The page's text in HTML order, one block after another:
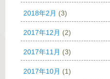
2018年2月 (3)
2017年12月 (2)
2017年11月 (3)
2017年10月 (1)